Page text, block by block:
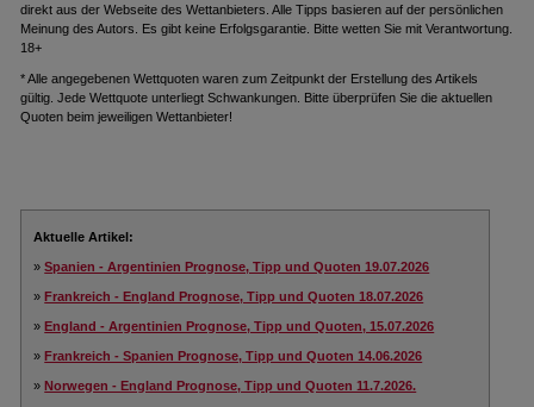
direkt aus der Webseite des Wettanbieters. Alle Tipps basieren auf der persönlichen
Meinung des Autors. Es gibt keine Erfolgsgarantie. Bitte wetten Sie mit Verantwortung.
18+
* Alle angegebenen Wettquoten waren zum Zeitpunkt der Erstellung des Artikels
gültig. Jede Wettquote unterliegt Schwankungen. Bitte überprüfen Sie die aktuellen
Quoten beim jeweiligen Wettanbieter!
Aktuelle Artikel:
»Spanien - Argentinien Prognose, Tipp und Quoten 19.07.2026
»Frankreich - England Prognose, Tipp und Quoten 18.07.2026
»England - Argentinien Prognose, Tipp und Quoten, 15.07.2026
»Frankreich - Spanien Prognose, Tipp und Quoten 14.06.2026
»Norwegen - England Prognose, Tipp und Quoten 11.7.2026.